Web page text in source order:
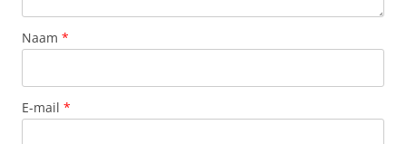
Naam *
E-mail *